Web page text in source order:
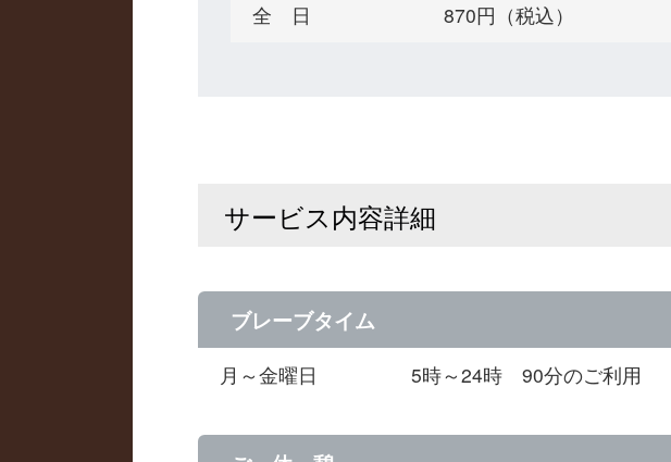
全 日 870円（税込）
サービス内容詳細
ブレーブタイム
月～金曜日 5時～24時 90分のご利用